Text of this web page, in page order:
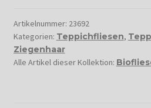
Artikelnummer: 23692
Kategorien: Teppichfliesen,
Ziegenhaar
Alle Artikel dieser Kollektion: